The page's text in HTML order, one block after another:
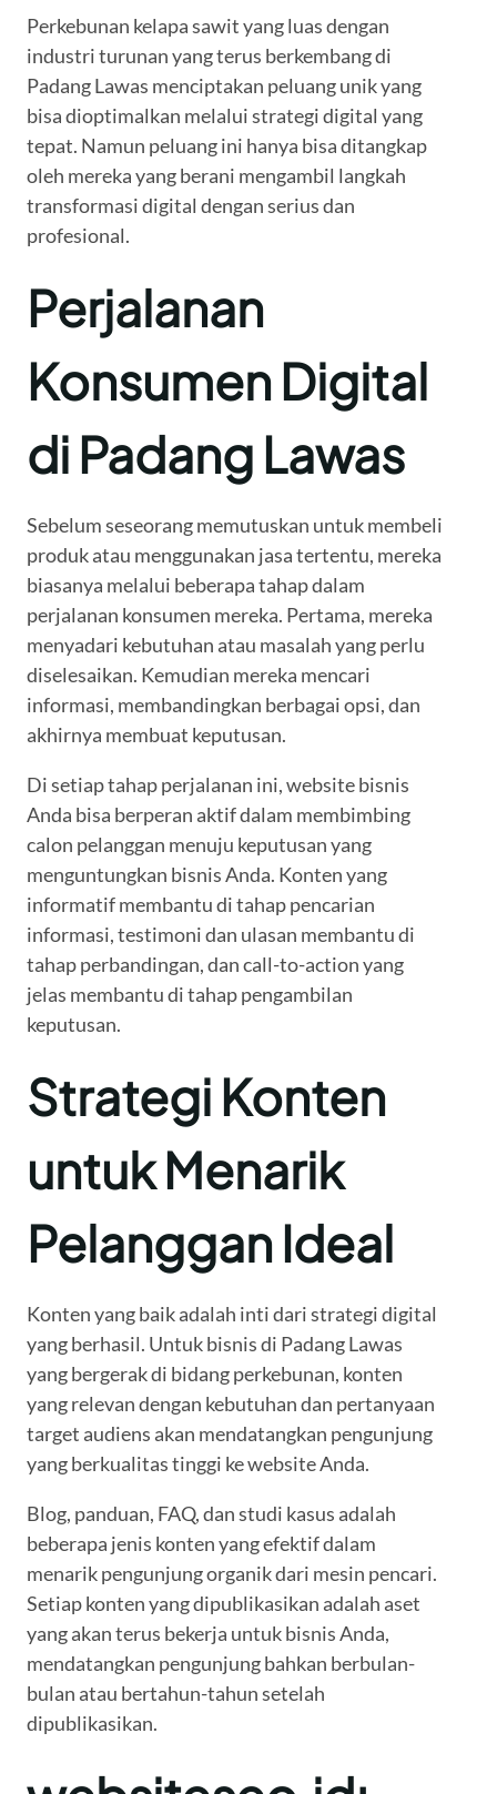
Perkebunan kelapa sawit yang luas dengan
industri turunan yang terus berkembang di
Padang Lawas menciptakan peluang unik yang
bisa dioptimalkan melalui strategi digital yang
tepat. Namun peluang ini hanya bisa ditangkap
oleh mereka yang berani mengambil langkah
transformasi digital dengan serius dan
profesional.
Perjalanan
Konsumen Digital
di Padang Lawas
Sebelum seseorang memutuskan untuk membeli
produk atau menggunakan jasa tertentu, mereka
biasanya melalui beberapa tahap dalam
perjalanan konsumen mereka. Pertama, mereka
menyadari kebutuhan atau masalah yang perlu
diselesaikan. Kemudian mereka mencari
informasi, membandingkan berbagai opsi, dan
akhirnya membuat keputusan.
Di setiap tahap perjalanan ini, website bisnis
Anda bisa berperan aktif dalam membimbing
calon pelanggan menuju keputusan yang
menguntungkan bisnis Anda. Konten yang
informatif membantu di tahap pencarian
informasi, testimoni dan ulasan membantu di
tahap perbandingan, dan call-to-action yang
jelas membantu di tahap pengambilan
keputusan.
Strategi Konten
untuk Menarik
Pelanggan Ideal
Konten yang baik adalah inti dari strategi digital
yang berhasil. Untuk bisnis di Padang Lawas
yang bergerak di bidang perkebunan, konten
yang relevan dengan kebutuhan dan pertanyaan
target audiens akan mendatangkan pengunjung
yang berkualitas tinggi ke website Anda.
Blog, panduan, FAQ, dan studi kasus adalah
beberapa jenis konten yang efektif dalam
menarik pengunjung organik dari mesin pencari.
Setiap konten yang dipublikasikan adalah aset
yang akan terus bekerja untuk bisnis Anda,
mendatangkan pengunjung bahkan berbulan-
bulan atau bertahun-tahun setelah
dipublikasikan.